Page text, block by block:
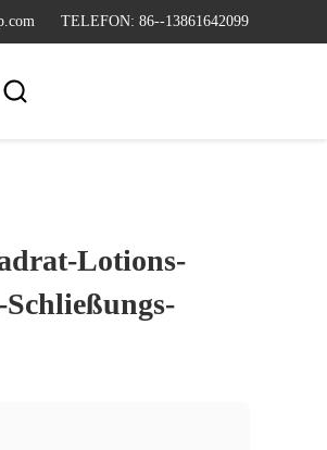
TELEFON: 86--13861642099

Lotions-